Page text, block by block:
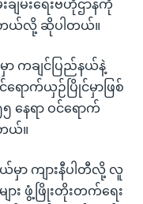
ချမ်းရေးဗဟိုဌာနကို
တယ်လို့ ဆိုပါတယ်။
ာ ကချင်ပြည်နယ်နဲ့
ရောက်ယှဉ်ပြိုင်မှာဖြစ်
နေရာ ဝင်ရောက်
တယ်။
မှာ ကျားနီပါတီလို့ လူ
ား ဖွံ့ဖြိုးတိုးတက်ရေး